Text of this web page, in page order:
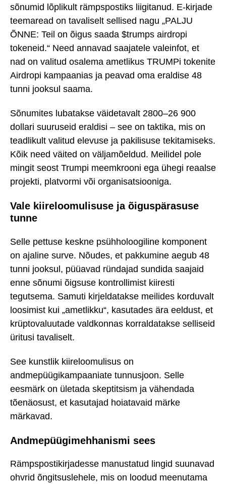
sõnumid lõplikult rämpspostiks liigitanud. E-kirjade
teemaread on tavaliselt sellised nagu „PALJU
ÕNNE: Teil on õigus saada $trumps airdropi
tokeneid.“ Need annavad saajatele valeinfot, et
nad on valitud osalema ametlikus TRUMPi tokenite
Airdropi kampaanias ja peavad oma eraldise 48
tunni jooksul saama.
Sõnumites lubatakse väidetavalt 2800–26 900
dollari suuruseid eraldisi – see on taktika, mis on
teadlikult valitud elevuse ja pakilisuse tekitamiseks.
Kõik need väited on väljamõeldud. Meilidel pole
mingit seost Trumpi meemkrooni ega ühegi reaalse
projekti, platvormi või organisatsiooniga.
Vale kiireloomulisuse ja õiguspärasuse
tunne
Selle pettuse keskne psühholoogiline komponent
on ajaline surve. Nõudes, et pakkumine aegub 48
tunni jooksul, püüavad ründajad sundida saajaid
enne sõnumi õigsuse kontrollimist kiiresti
tegutsema. Samuti kirjeldatakse meilides korduvalt
loosimist kui „ametlikku“, kasutades ära eeldust, et
krüptovaluutade valdkonnas korraldatakse selliseid
üritusi tavaliselt.
See kunstlik kiireloomulisus on
andmepüügikampaaniate tunnusjoon. Selle
eesmärk on ületada skeptitsism ja vähendada
tõenäosust, et kasutajad hoiatavaid märke
märkavad.
Andmepüügimehhanismi sees
Rämpspostikirjadesse manustatud lingid suunavad
ohvrid õngitsuslehele, mis on loodud meenutama